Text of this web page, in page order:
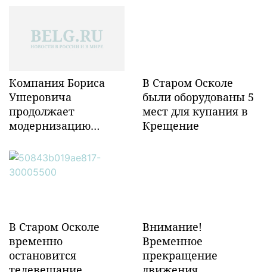
Компания Бориса
Ушеровича
продолжает
модернизацию
инфраструктуры в
Забайкалье
В Старом Осколе
были оборудованы 5
мест для купания в
Крещение
В Старом Осколе
временно
остановится
Внимание!
Временное
прекращение